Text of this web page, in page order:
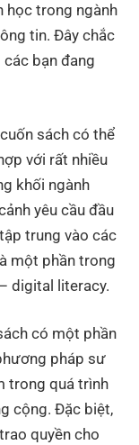
học trong ngành
tin. Đây chắc
bạn đang
sách có thể
với rất nhiều
khối ngành
yêu cầu đầu
trung vào các
một phần trong
digital literacy.
có một phần
pháp sư
trong quá trình
cộng. Đặc biệt,
quyền cho